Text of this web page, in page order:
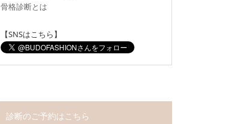
骨格診断とは
【SNSはこちら】
診断のご予約はこちら